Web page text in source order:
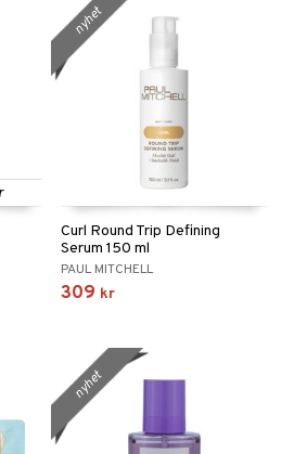
Curl Round Trip Defining
Serum 150 ml
PAUL MITCHELL
309 kr
nyhet
nyhet